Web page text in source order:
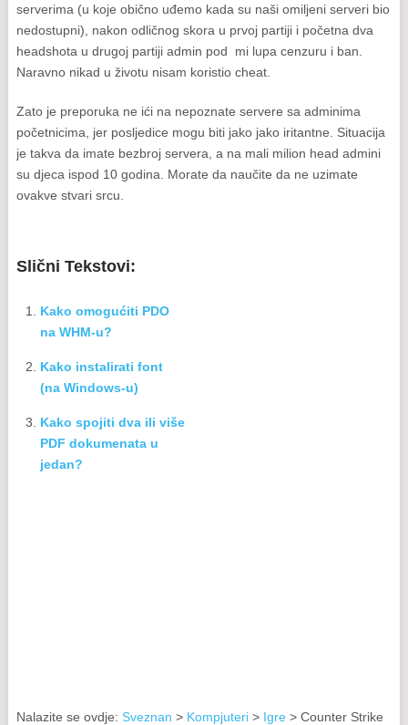
serverima (u koje obično uđemo kada su naši omiljeni serveri bio
nedostupni), nakon odličnog skora u prvoj partiji i početna dva
headshota u drugoj partiji admin pod mi lupa cenzuru i ban.
Naravno nikad u životu nisam koristio cheat.
Zato je preporuka ne ići na nepoznate servere sa adminima
početnicima, jer posljedice mogu biti jako jako iritantne. Situacija
je takva da imate bezbroj servera, a na mali milion head admini
su djeca ispod 10 godina. Morate da naučite da ne uzimate
ovakve stvari srcu.
Slični Tekstovi:
Kako omogućiti PDO
na WHM-u?
Kako instalirati font
(na Windows-u)
Kako spojiti dva ili više
PDF dokumenata u
jedan?
Nalazite se ovdje: Sveznan > Kompjuteri> Igre> Counter Strike